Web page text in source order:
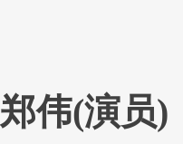
郑伟(演员)